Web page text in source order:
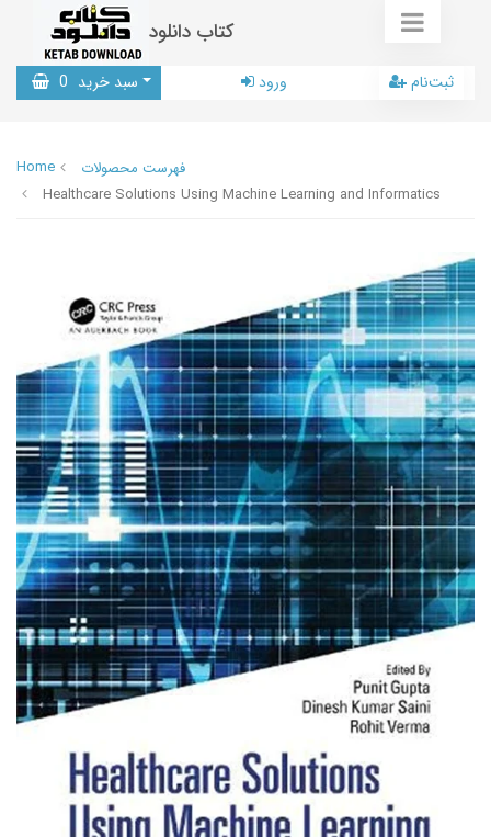
کتاب دانلود
سبد خرید 0 ورود ثبت‌نام
Home
فهرست محصولات
Healthcare Solutions Using Machine Learning and Informatics